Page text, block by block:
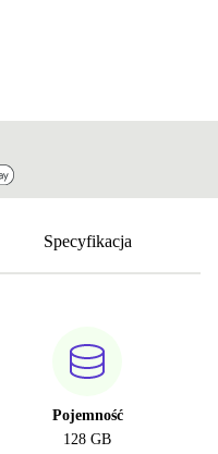
Specyfikacja
Pojemność
128 GB